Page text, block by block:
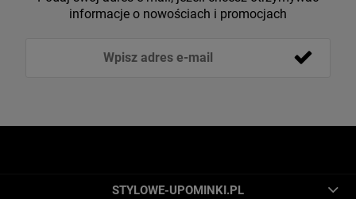
informacje o nowościach i promocjach
STYLOWE-UPOMINKI.PL